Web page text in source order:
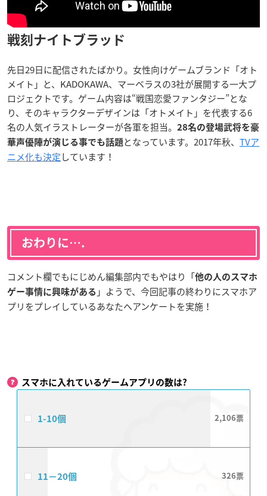
戦刻ナイトブラッド
先日29日に配信されたばかり。女性向けゲームブランド「オト
メイト」と、KADOKAWA、マーベラスの3社が展開する一大プ
ロジェクトです。ゲーム内容は“戦国恋愛ファンタジー”とな
り、そのキャラクターデザインは「オトメイト」を代表する6
名の人気イラストレーターが各軍を担当。 28名の登場武将を豪
華声優陣が演じる事でも話題 となっています。 2017年秋、 TVア
ニメ化も決定しています！
おわりに….
コメント欄でもにじめん編集部内でもやはり「他の人のスマホ
ゲー事情に興味がある 」ようで、今回記事の終わりにスマホア
プリをプレイしているあなたへアンケートを実施！
スマホに入れているゲームアプリの数は?
1-10個 2,106
11−20個 326